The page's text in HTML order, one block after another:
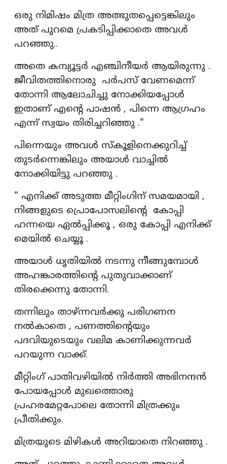
ഒരു നിമിഷം മിത്ര അത്ഭുതപ്പെട്ടെങ്കിലും
അത് പുറമെ പ്രകടിപ്പിക്കാതെ അവൾ
പറഞ്ഞു..
അതെ കമ്പ്യൂട്ടർ എഞ്ചിനീയർ ആയിരുന്നു .
ജീവിതത്തിനൊരു പർപസ് വേണമെന്ന്
തോന്നി ആലോചിച്ചു നോക്കിയപ്പോൾ
ഇതാണ് എന്റെ പാഷൻ , പിന്നെ ആഗ്രഹം
എന്ന് സ്വയം തിരിച്ചറിഞ്ഞു ."
പിന്നെയും അവൾ സ്കൂളിനെക്കുറിച്ച്
തുടർന്നെങ്കിലും അയാൾ വാച്ചിൽ
നോക്കിയിട്ടു പറഞ്ഞു .
" എനിക്ക് അടുത്ത മീറ്റിംഗിന് സമയമായി ,
നിങ്ങളുടെ പ്രൊപോസലിന്റെ കോപ്പി
ഹന്നയെ ഏൽപ്പിക്കൂ , ഒരു കോപ്പി എനിക്ക്
മെയിൽ ചെയ്യൂ .
അയാൾ ധൃതിയിൽ നടന്നു നീങ്ങുമ്പോൾ
അഹങ്കാരത്തിന്റെ പുതുവാക്കാണ്
തിരക്കെന്നു തോന്നി.
തന്നിലും താഴ്ന്നവർക്കു പരിഗണന
നൽകാതെ , പണത്തിന്റെയും
പദവിയുടെയും വലിമ കാണിക്കുന്നവർ
പറയുന്ന വാക്ക്.
മീറ്റിംഗ് പാതിവഴിയിൽ നിർത്തി അഭിനന്ദൻ
പോയപ്പോൾ മുഖത്തൊരു
പ്രഹരമേറ്റപോലെ തോന്നി മിത്രക്കും
പ്രീതിക്കും.
മിത്രയുടെ മിഴികൾ അറിയാതെ നിറഞ്ഞു .